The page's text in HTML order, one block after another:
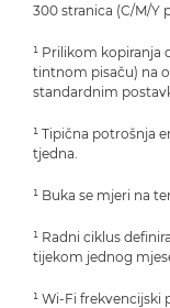
300 stranica (C/M/Y
¹ Prilikom kopiranja
tintnom pisaču) na
standardnim
¹ Tipična potrošnja
tjedna.
¹ Buka se mjeri na
¹ Radni ciklus
tijekom jednog
¹ Wi-Fi frekvencijski